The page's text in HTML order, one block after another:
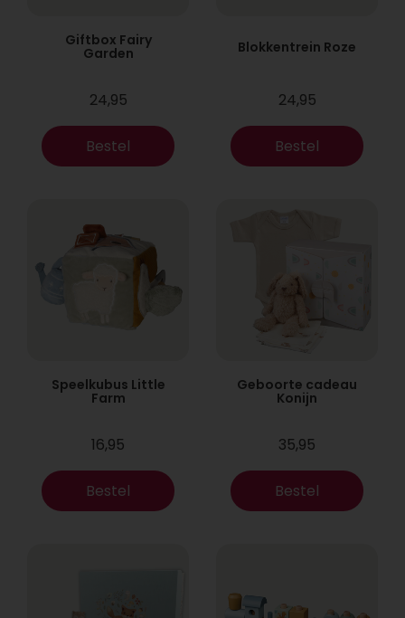
Giftbox Fairy
Garden
24,95
Bestel
Blokkentrein Roze
24,95
Bestel
Speelkubus Little
Farm
16,95
Bestel
Geboorte cadeau
Konijn
35,95
Bestel